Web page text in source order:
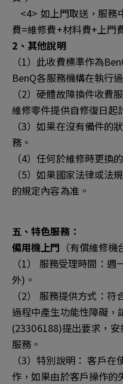
<4> 如上門取送，服務
費=維修費+材料費+上門
2、其他說明
（1）此收費標準作為
BenQ各服務機構在執行
（2）硬體故障換件收費
維修零件提供自修復日起
（3）如果在沒有備件的
務。
（4）任何於維修時更換
（5）如果國家法律或法
的規定內容為准。
五、特色服務：
備用機上門 （有償維修
（1） 服務受理時間：
外)。
（2） 服務提供方式：
過程中產生功能性障礙，
(23306188)提出要求，
服務。
（3）特別說明： 客戶
作，如果由於客戶操作的